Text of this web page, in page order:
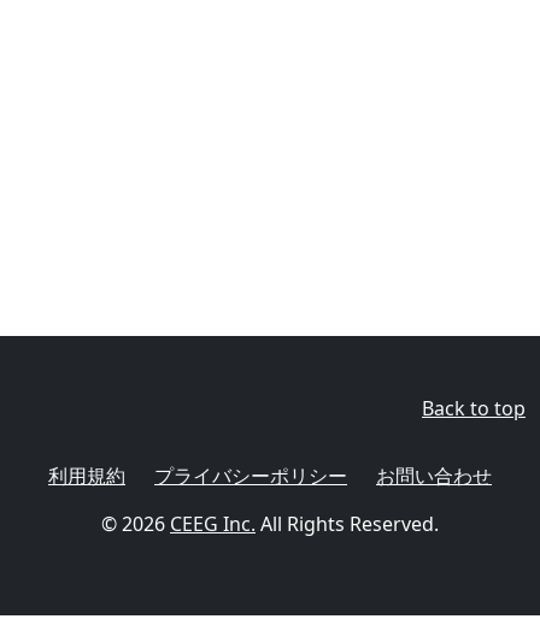
Back to top
利用規約 プライバシーポリシー
お問い合わせ
© 2026 CEEG Inc. All Rights Reserved.